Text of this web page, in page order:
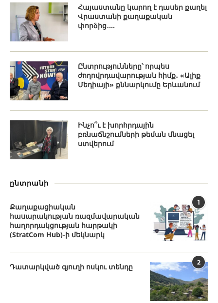
Հայաստանը կարող է դասեր քաղել
Վրաստանի քաղաքական
փորձից․...
Ընտրությունները՝ որպես
ժողովրդավարության հիմք․ «Ալիք
Մեդիայի» քննարկումը Երևանում
Ինչո՞ւ է խորհրդային
բռնաճնշումների թեման մնացել
ստվերում
ընտրանի
1
Քաղաքացիական
հասարակության ռազմավարական
հաղորդակցության հարթակի
(StratCom Hub)-ի մեկնարկ
2
Դատարկված գյուղի ոսկու տենդը